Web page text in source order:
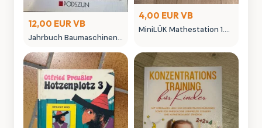
12,00 EUR VB
Jahrbuch Baumaschinen
4,00 EUR VB
MiniLÜK Mathestation 1.